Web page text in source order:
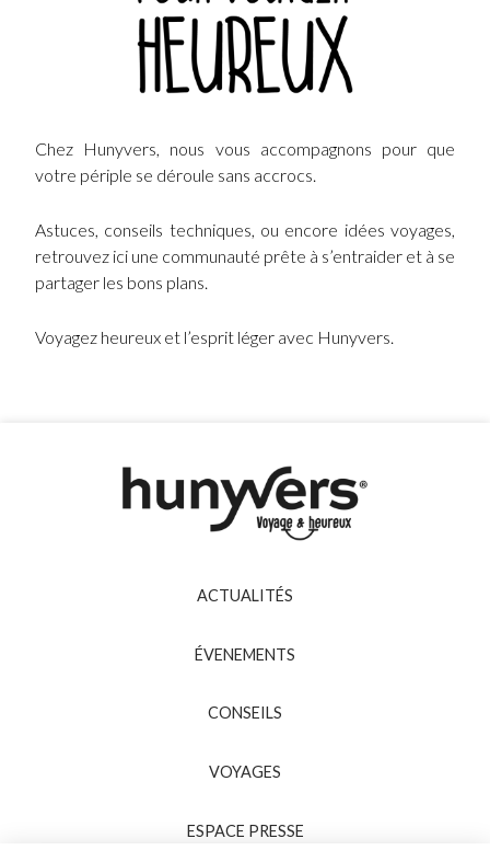
Chez Hunyvers, nous vous accompagnons pour que
votre périple se déroule sans accrocs.
Astuces, conseils techniques, ou encore idées voyages,
retrouvez ici une communauté prête à s’entraider et à se
partager les bons plans.
Voyagez heureux et l’esprit léger avec Hunyvers.
ACTUALITÉS
ÉVENEMENTS
CONSEILS
VOYAGES
ESPACE PRESSE